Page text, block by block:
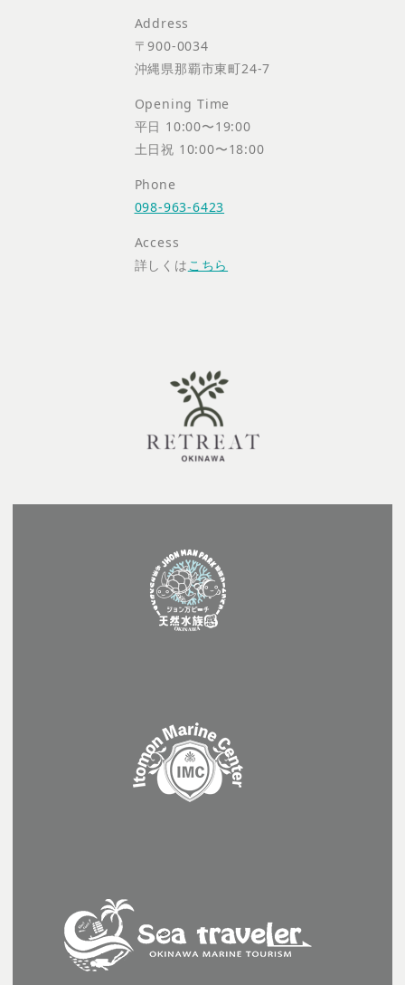
Address
〒900-0034
沖縄県那覇市東町24-7
Opening Time
平日 10:00〜19:00
土日祝 10:00〜18:00
Phone
098-963-6423
Access
詳しくはこちら